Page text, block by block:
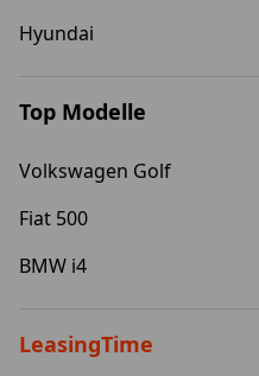
Hyundai
Top Modelle
Volkswagen Golf
Fiat 500
BMW i4
LeasingTime